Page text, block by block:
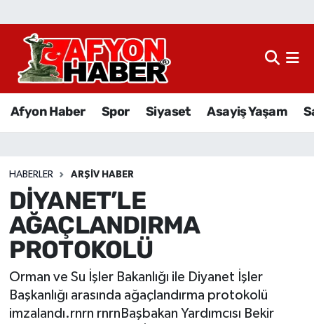
Afyon Haber Spor Siyaset Asayiş Yaşam
HABERLER ARŞIV HABER
DİYANET’LE
AĞAÇLANDIRMA
PROTOKOLÜ
Orman ve Su İşler Bakanlığı ile Diyanet İşler
Başkanlığı arasında ağaçlandırma protokolü
imzalandı.rnrn rnrnBaşbakan Yardımcısı Bekir
Afyon Haber
Sağlık
Eğitim
Sivil Toplum
Ekonomi